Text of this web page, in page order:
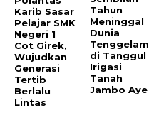
Karib Sasar
Pelajar SMK
Negeri 1
Cot Girek,
Wujudkan
Generasi
Tertib
Berlalu
Lintas
Tahun
Meninggal
Dunia
Tenggelam
di Tanggul
Irigasi
Tanah
Jambo Aye